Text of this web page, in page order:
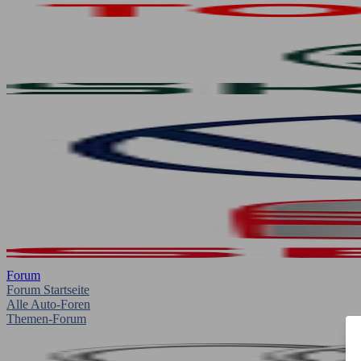
Forum
Forum Startseite
Alle Auto-Foren
Themen-Forum